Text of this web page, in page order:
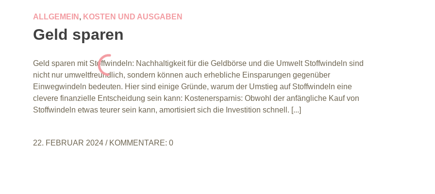
ALLGEMEIN , KOSTEN UND AUSGABEN
Geld sparen
Geld sparen mit Stoffwindeln: Nachhaltigkeit für die Geldbörse und die Umwelt Stoffwindeln sind
nicht nur umweltfreundlich, sondern können auch erhebliche Einsparungen gegenüber
Einwegwindeln bedeuten. Hier sind einige Gründe, warum der Umstieg auf Stoffwindeln eine
clevere finanzielle Entscheidung sein kann: Kostenersparnis: Obwohl der anfängliche Kauf von
Stoffwindeln etwas teurer sein kann, amortisiert sich die Investition schnell. [...]
22. FEBRUAR 2024 /KOMMENTARE: 0